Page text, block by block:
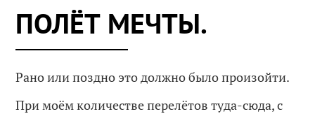
ПОЛЁТ МЕЧТЫ.
Рано или поздно это должно было произойти.
При моём количестве перелётов туда-сюда, с